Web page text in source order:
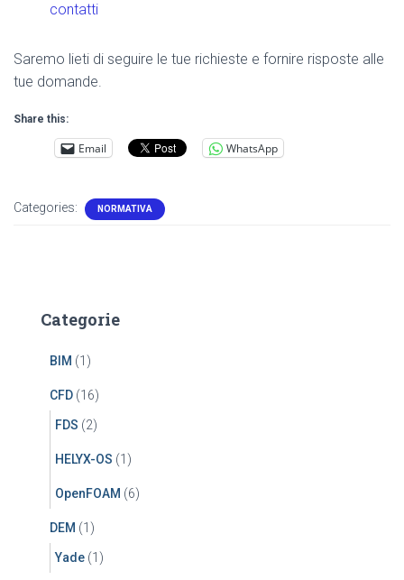
contatti
Saremo lieti di seguire le tue richieste e fornire risposte alle
tue domande.
Share this:
Email WhatsApp
Categories: NORMATIVA
Categorie
BIM (1)
CFD (16)
FDS (2)
HELYX-OS (1)
OpenFOAM (6)
DEM (1)
Yade (1)